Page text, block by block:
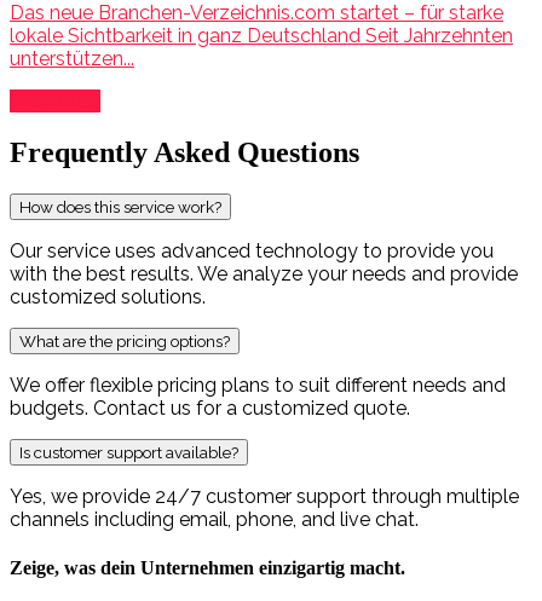
Das neue Branchen-Verzeichnis.com startet – für starke
lokale Sichtbarkeit in ganz Deutschland Seit Jahrzehnten
unterstützen...
Frequently Asked Questions
How does this service work?
Our service uses advanced technology to provide you
with the best results. We analyze your needs and provide
customized solutions.
What are the pricing options?
We offer flexible pricing plans to suit different needs and
budgets. Contact us for a customized quote.
Is customer support available?
Yes, we provide 24/7 customer support through multiple
channels including email, phone, and live chat.
Zeige, was dein Unternehmen einzigartig macht.